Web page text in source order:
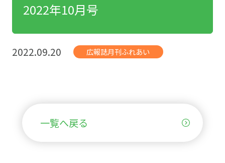
2022年10月号
2022.09.20 広報誌月刊ふれあい
一覧へ戻る